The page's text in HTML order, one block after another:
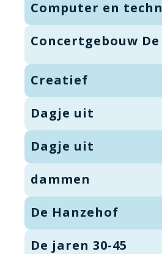
Computer en
Concertgebouw
Creatief
Dagje uit
Dagje uit
dammen
De Hanzehof
De jaren 30-45